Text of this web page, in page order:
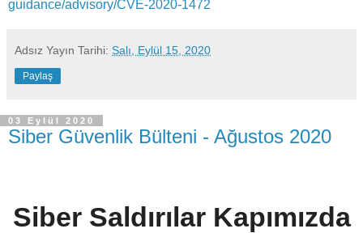
guidance/advisory/CVE-2020-1472
Adsız Yayın Tarihi: Salı, Eylül 15, 2020
Paylaş
03 Eylül 2020
Siber Güvenlik Bülteni - Ağustos 2020
Siber Saldırılar Kapımızda